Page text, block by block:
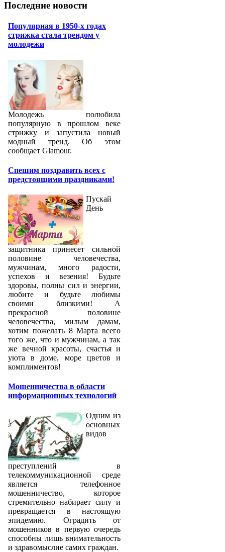
Последние новости
Популярная в 1950-х годах
стрижка стала трендом у
молодежи
Молодежь полюбила
популярную в прошлом веке
стрижку и запустила новый
модный тренд. Об этом
сообщает Glamour.
Спешим поздравить всех с
предстоящими праздниками!
Пускай
День
защитника принесет сильной
половине человечества,
мужчинам, много радости,
успехов и везения! Будьте
здоровы, полны сил и энергии,
любите и будьте любимы
своими близкими! А
прекрасной половине
человечества, милым дамам,
хотим пожелать 8 Марта всего
того же, что и мужчинам, а так
же вечной красоты, счастья и
уюта в доме, море цветов и
комплиментов!
Мошенничества в области
информационных технологий
Одним из
основных
видов
преступлений в
телекоммуникационной среде
является телефонное
мошенничество, которое
стремительно набирает силу и
превращается в настоящую
эпидемию. Оградить от
мошенников в первую очередь
способны лишь внимательность
и здравомыслие самих граждан.